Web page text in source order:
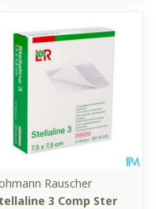
Rauscher
3 Comp Ster